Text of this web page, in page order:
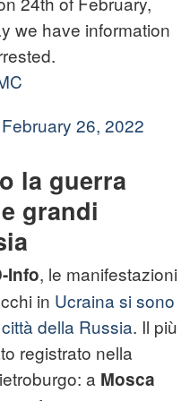
we have information
February 26, 2022
la guerra
grandi
Info, le manifestazioni
in Ucraina si sono
della Russia. Il più
registrato nella
a Mosca